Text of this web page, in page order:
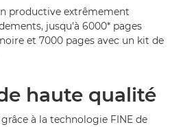
productive extrêmement
jusqu'à 6000* pages
et 7000 pages avec un kit de
haute qualité
à la technologie FINE de